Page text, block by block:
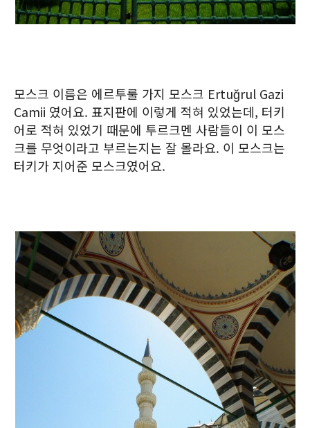
모스크 이름은 에르투룰 가지 모스크 Ertuğrul Gazi
Camii 였어요. 표지판에 이렇게 적혀 있었는데, 터키
어로 적혀 있었기 때문에 투르크멘 사람들이 이 모스
크를 무엇이라고 부르는지는 잘 몰라요. 이 모스크는
터키가 지어준 모스크였어요.